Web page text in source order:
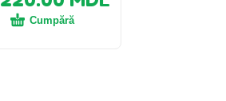
Cumpără